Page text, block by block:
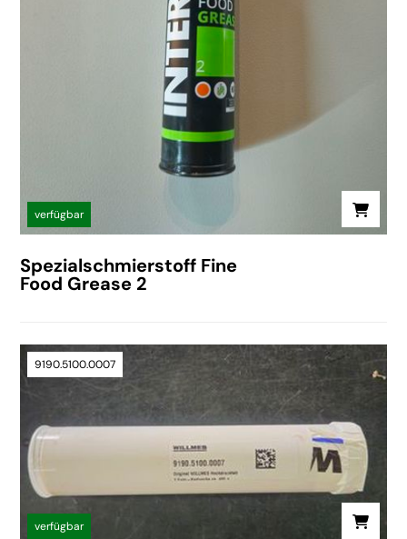
verfügbar
Spezialschmierstoff Fine
Food Grease 2
9190.5100.0007
verfügbar